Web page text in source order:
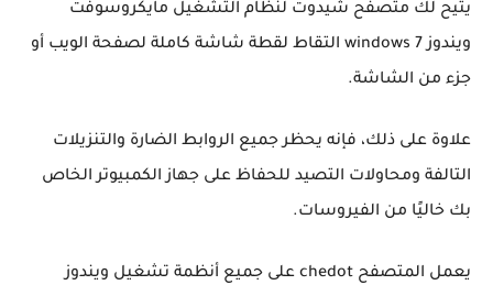
يتيح لك متصفح شيدوت لنظام التشغيل مايكروسوفت
ويندوز windows 7 التقاط لقطة شاشة كاملة لصفحة الويب أو
جزء من الشاشة.
علاوة على ذلك، فإنه يحظر جميع الروابط الضارة والتنزيلات
التالفة ومحاولات التصيد للحفاظ على جهاز الكمبيوتر الخاص
بك خاليًا من الفيروسات.
يعمل المتصفح chedot على جميع أنظمة تشغيل ويندوز